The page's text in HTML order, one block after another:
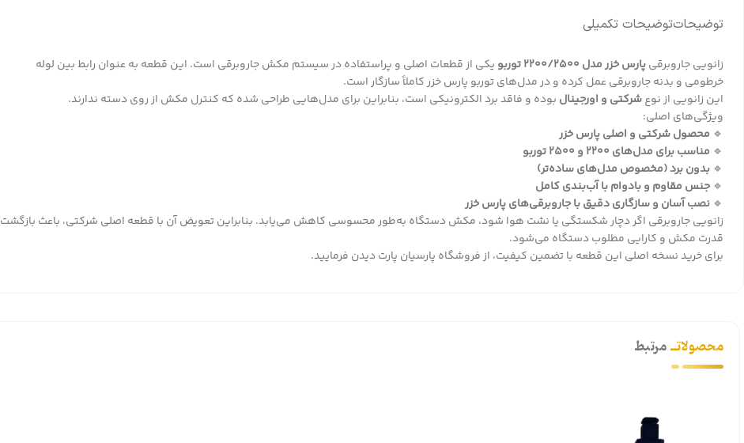
توضیحاتتوضیحات تکمیلی
زانویی جاروبرقیپارس خزر مدل ۲۲۰۰/۲۵۰۰ توربو
یکی از قطعات اصلی و پراستفاده در سیستم مکش جاروبرقی است. این قطعه به عنوان رابط بین لوله
خرطومی و بدنه جاروبرقی عمل کرده و در مدل‌های توربو پارس خزر کاملاً سازگار است.
این زانویی از نوعشرکتی و اورجینال بوده و فاقد برد الکترونیکی است، بنابراین برای مدل‌هایی طراحی شده که کنترل مکش از روی دسته ندارند.
ویژگی‌های اصلی:
🔹 محصول شرکتی و اصلی پارس خزر
🔹 مناسب برای مدل‌های ۲۲۰۰ و ۲۵۰۰ توربو
🔹 بدون برد (مخصوص مدل‌های ساده‌تر)
🔹 جنس مقاوم و بادوام با آب‌بندی کامل
🔹 نصب آسان و سازگاری دقیق با جاروبرقی‌های پارس خزر
زانویی جاروبرقی اگر دچار شکستگی یا نشت هوا شود، مکش دستگاه به‌طور محسوسی کاهش می‌یابد. بنابراین تعویض آن با قطعه اصلی شرکتی، باعث بازگشت
قدرت مکش و کارایی مطلوب دستگاه می‌شود.
برای خرید نسخه اصلی این قطعه با تضمین کیفیت، ازفروشگاه پارسیان پارتدیدن فرمایید.
محصولاتــمرتبط